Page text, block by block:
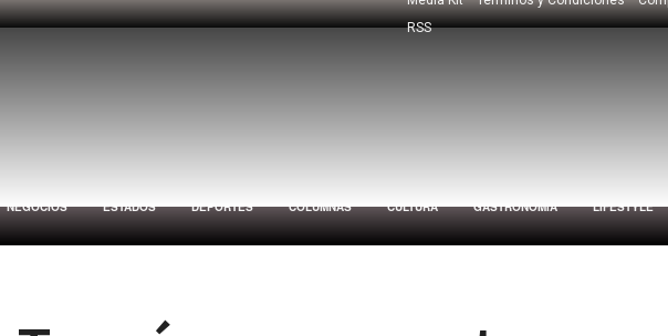
RSS
NEGOCIOS ESTADOS DEPORTES COLUMNAS CULTURA GASTRONOMÍA LIFESTYLE